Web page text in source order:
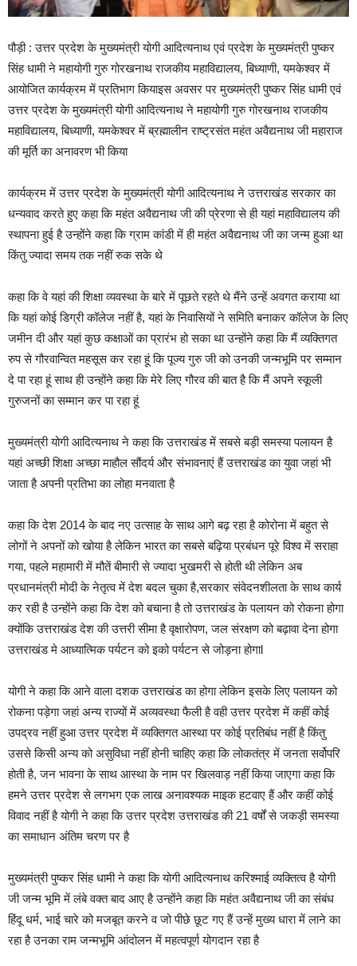
पौड़ी : उत्तर प्रदेश के मुख्यमंत्री योगी आदित्यनाथ एवं प्रदेश के मुख्यमंत्री पुष्कर
सिंह धामी ने महायोगी गुरु गोरखनाथ राजकीय महाविद्यालय, बिध्याणी, यमकेश्वर में
आयोजित कार्यक्रम में प्रतिभाग कियाइस अवसर पर मुख्यमंत्री पुष्कर सिंह धामी एवं
उत्तर प्रदेश के मुख्यमंत्री योगी आदित्यनाथ ने महायोगी गुरु गोरखनाथ राजकीय
महाविद्यालय, बिध्याणी, यमकेश्वर में ब्रह्मालीन राष्ट्रसंत महंत अवैद्यनाथ जी महाराज
की मूर्ति का अनावरण भी किया
कार्यक्रम में उत्तर प्रदेश के मुख्यमंत्री योगी आदित्यनाथ ने उत्तराखंड सरकार का
धन्यवाद करते हुए कहा कि महंत अवैद्यनाथ जी की प्रेरणा से ही यहां महाविद्यालय की
स्थापना हुई है उन्होंने कहा कि ग्राम कांडी में ही महंत अवैद्यनाथ जी का जन्म हुआ था
किंतु ज्यादा समय तक नहीं रुक सके थे
कहा कि वे यहां की शिक्षा व्यवस्था के बारे में पूछते रहते थे मैंने उन्हें अवगत कराया था
कि यहां कोई डिग्री कॉलेज नहीं है, यहां के निवासियों ने समिति बनाकर कॉलेज के लिए
जमीन दी और यहां कुछ कक्षाओं का प्रारंभ हो सका था उन्होंने कहा कि मैं व्यक्तिगत
रुप से गौरवान्वित महसूस कर रहा हूं कि पूज्य गुरु जी को उनकी जन्मभूमि पर सम्मान
दे पा रहा हूं साथ ही उन्होंने कहा कि मेरे लिए गौरव की बात है कि मैं अपने स्कूली
गुरुजनों का सम्मान कर पा रहा हूं
मुख्यमंत्री योगी आदित्यनाथ ने कहा कि उत्तराखंड में सबसे बड़ी समस्या पलायन है
यहां अच्छी शिक्षा अच्छा माहौल सौंदर्य और संभावनाएं हैं उत्तराखंड का युवा जहां भी
जाता है अपनी प्रतिभा का लोहा मनवाता है
कहा कि देश 2014 के बाद नए उत्साह के साथ आगे बढ़ रहा है कोरोना में बहुत से
लोगों ने अपनों को खोया है लेकिन भारत का सबसे बढ़िया प्रबंधन पूरे विश्व में सराहा
गया, पहले महामारी में मौतें बीमारी से ज्यादा भुखमरी से होती थी लेकिन अब
प्रधानमंत्री मोदी के नेतृत्व में देश बदल चुका है,सरकार संवेदनशीलता के साथ कार्य
कर रही है उन्होंने कहा कि देश को बचाना है तो उत्तराखंड के पलायन को रोकना होगा
क्योंकि उत्तराखंड देश की उत्तरी सीमा है वृक्षारोपण, जल संरक्षण को बढ़ावा देना होगा
उत्तराखंड मे आध्यात्मिक पर्यटन को इको पर्यटन से जोड़ना होगाl
योगी ने कहा कि आने वाला दशक उत्तराखंड का होगा लेकिन इसके लिए पलायन को
रोकना पड़ेगा जहां अन्य राज्यों में अव्यवस्था फैली है वही उत्तर प्रदेश में कहीं कोई
उपद्रव नहीं हुआ उत्तर प्रदेश में व्यक्तिगत आस्था पर कोई प्रतिबंध नहीं है किंतु
उससे किसी अन्य को असुविधा नहीं होनी चाहिए कहा कि लोकतंत्र में जनता सर्वोपरि
होती है, जन भावना के साथ आस्था के नाम पर खिलवाड़ नहीं किया जाएगा कहा कि
हमने उत्तर प्रदेश से लगभग एक लाख अनावश्यक माइक हटवाए हैं और कहीं कोई
विवाद नहीं है योगी ने कहा कि उत्तर प्रदेश उत्तराखंड की 21 वर्षों से जकड़ी समस्या
का समाधान अंतिम चरण पर है
मुख्यमंत्री पुष्कर सिंह धामी ने कहा कि योगी आदित्यनाथ करिश्माई व्यक्तित्व है योगी
जी जन्म भूमि में लंबे वक्त बाद आए है उन्होंने कहा कि महंत अवैद्यनाथ जी का संबंध
हिंदू धर्म, भाई चारे को मजबूत करने व जो पीछे छूट गए हैं उन्हें मुख्य धारा में लाने का
रहा है उनका राम जन्मभूमि आंदोलन में महत्वपूर्ण योगदान रहा है